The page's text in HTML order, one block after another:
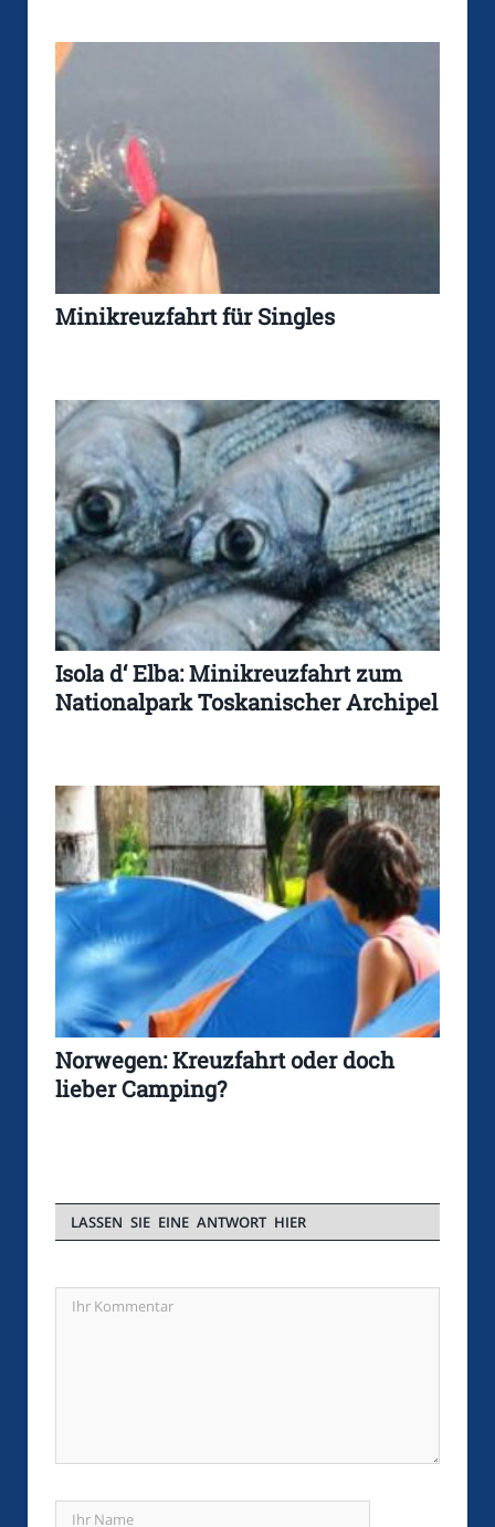
Minikreuzfahrt für Singles
Isola d‘ Elba: Minikreuzfahrt zum
Nationalpark Toskanischer Archipel
Norwegen: Kreuzfahrt oder doch
lieber Camping?
LASSEN SIE EINE ANTWORT HIER